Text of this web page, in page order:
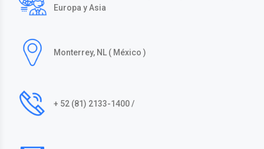
Europa y Asia
Monterrey, NL ( México )
+ 52 (81) 2133-1400 /